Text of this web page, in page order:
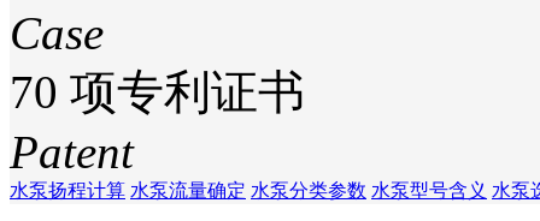
Case
70 项专利证书
Patent
水泵扬程计算 水泵流量确定 水泵分类参数 水泵型号含义 水泵